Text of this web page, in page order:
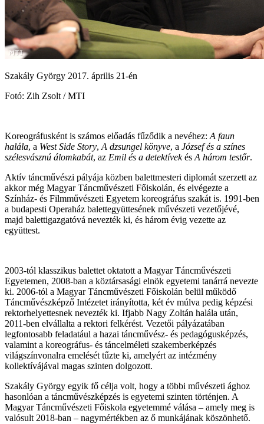
Szakály György 2017. április 21-én
Fotó: Zih Zsolt / MTI
Koreográfusként is számos előadás fűződik a nevéhez: A faun
halála, a West Side Story, A dzsungel könyve, a József és a színes
szélesvásznú álomkabát, az Emil és a detektívekés A három testőr.
Aktív táncművészi pályája közben balettmesteri diplomát szerzett az
akkor még Magyar Táncművészeti Főiskolán, és elvégezte a
Színház- és Filmművészeti Egyetem koreográfus szakát is. 1991-ben
a budapesti Operaház balettegyüttesének művészeti vezetőjévé,
majd balettigazgatóvá nevezték ki, és három évig vezette az
együttest.
2003-tól klasszikus balettet oktatott a Magyar Táncművészeti
Egyetemen, 2008-ban a köztársasági elnök egyetemi tanárrá nevezte
ki. 2006-tól a Magyar Táncművészeti Főiskolán belül működő
Táncművészképző Intézetet irányította, két év múlva pedig képzési
rektorhelyettesnek nevezték ki. Ifjabb Nagy Zoltán halála után,
2011-ben elvállalta a rektori felkérést. Vezetői pályázatában
legfontosabb feladatául a hazai táncművész- és pedagógusképzés,
valamint a koreográfus- és táncelméleti szakemberképzés
világszínvonalra emelését tűzte ki, amelyért az intézmény
kollektívájával magas szinten dolgozott.
Szakály György egyik fő célja volt, hogy a többi művészeti ághoz
hasonlóan a táncművészképzés is egyetemi szinten történjen. A
Magyar Táncművészeti Főiskola egyetemmé válása – amely meg is
valósult 2018-ban – nagymértékben az ő munkájának köszönhető.